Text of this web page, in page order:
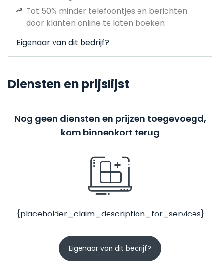
Tot 50% minder telefoontjes en berichten
door klanten online te laten boeken
Eigenaar van dit bedrijf?
Diensten en prijslijst
Nog geen diensten en prijzen toegevoegd,
kom binnenkort terug
{placeholder_claim_description_for_services}
Eigenaar van dit bedrijf?